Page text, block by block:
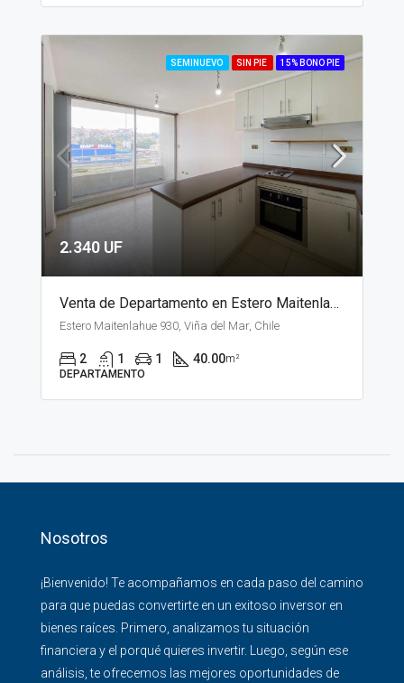
SEMINUEVO SIN PIE 15% BONO PIE
2.340 UF
Venta de Departamento en Estero Maitenlahue, Santiago
Estero Maitenlahue 930, Viña del Mar, Chile
2 1 1 40.00m²
DEPARTAMENTO
Nosotros
¡Bienvenido! Te acompañamos en cada paso del camino
para que puedas convertirte en un exitoso inversor en
bienes raíces. Primero, analizamos tu situación
financiera y el porqué quieres invertir. Luego, según ese
análisis, te ofrecemos las mejores oportunidades de